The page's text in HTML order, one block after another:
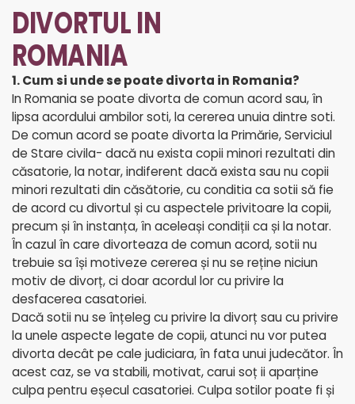
DIVORTUL IN
ROMANIA
1. Cum si unde se poate divorta in Romania?
In Romania se poate divorta de comun acord sau, în
lipsa acordului ambilor soti, la cererea unuia dintre soti.
De comun acord se poate divorta la Primărie, Serviciul
de Stare civila- dacă nu exista copii minori rezultati din
căsatorie, la notar, indiferent dacă exista sau nu copii
minori rezultati din căsătorie, cu conditia ca sotii să fie
de acord cu divortul și cu aspectele privitoare la copii,
precum și în instanța, în aceleași condiții ca și la notar.
În cazul în care divorteaza de comun acord, sotii nu
trebuie sa își motiveze cererea și nu se reține niciun
motiv de divorț, ci doar acordul lor cu privire la
desfacerea casatoriei.
Dacă sotii nu se înțeleg cu privire la divorț sau cu privire
la unele aspecte legate de copii, atunci nu vor putea
divorta decât pe cale judiciara, în fata unui judecător. În
acest caz, se va stabili, motivat, carui soț ii aparține
culpa pentru eșecul casatoriei. Culpa sotilor poate fi și